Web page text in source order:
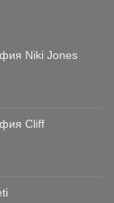
Niki Jones
Cliff